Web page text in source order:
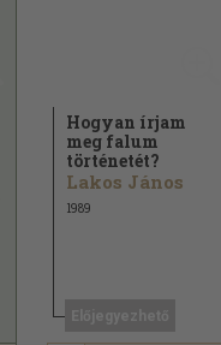
Hogyan írjam
meg falum
történetét?
Lakos János
1989